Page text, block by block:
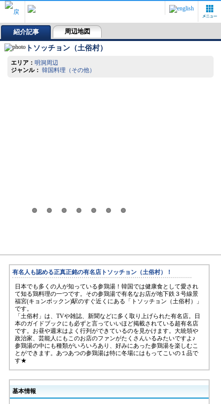
紹介記事 周辺地図
トソッチョン（土俗村）
エリア：明洞周辺
ジャンル： 韓国料理（その他）
有名人も認める正真正銘の有名店トソッチョン（土俗村）！
日本でも多くの人が知っている参鶏湯！韓国では健康食として愛され
て知る鶏料理の一つです。その参鶏湯で有名なお店が地下鉄３号線景
福宮(キョンボックン)駅のすぐ近くにある「トソッチョン（土俗村）」
です。
「土俗村」は、TVや雑誌、新聞などに多く取り上げられた有名店。日
本のガイドブックにも必ずと言っていいほど掲載されている超有名店
です。お昼や週末はよく行列ができているのを見かけます。大統領や
政治家、芸能人にもこのお店のファンがたくさんいるみたいですよ♪
参鶏湯の中にも種類がいろいろあり、好みにあった参鶏湯を楽しむこ
とができます。あつあつの参鶏湯は特に冬場にはもってこいの１品で
す★
基本情報